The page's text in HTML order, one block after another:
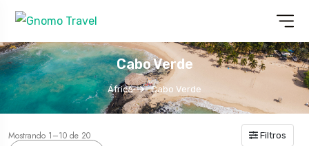
Cabo Verde
África Cabo Verde
Mostrando 1–10 de 20 Filtros